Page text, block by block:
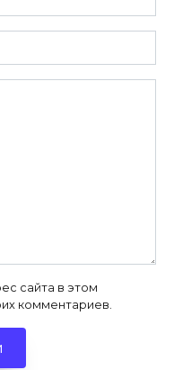
сайта в этом
комментариев.